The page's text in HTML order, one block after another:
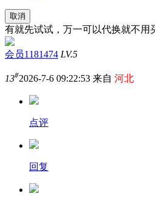
取消
有就先试试，万一可以代换就不用
会员1181474 LV.5
13#2026-7-6 09:22:53 来自 河北
点评
回复